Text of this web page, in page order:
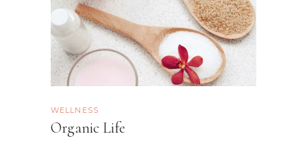
WELLNESS
Organic Life